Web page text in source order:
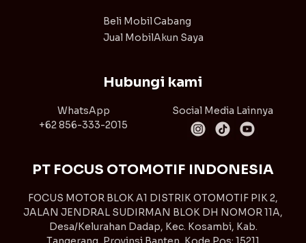
Beli Mobil
Jual Mobil
Cabang
Akun Saya
Hubungi kami
WhatsApp
+62 856-333-2015
Social Media Lainnya
PT FOCUS OTOMOTIF INDONESIA
FOCUS MOTOR BLOK A1 DISTRIK OTOMOTIF PIK 2,
JALAN JENDRAL SUDIRMAN BLOK DH NOMOR 11A,
Desa/Kelurahan Dadap, Kec. Kosambi, Kab.